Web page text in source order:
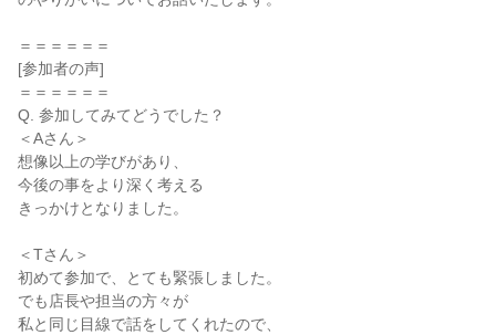
＝＝＝＝＝＝
[参加者の声]
＝＝＝＝＝＝
Q. 参加してみてどうでした？
＜Aさん＞
想像以上の学びがあり、
今後の事をより深く考える
きっかけとなりました。
＜Tさん＞
初めて参加で、とても緊張しました。
でも店長や担当の方々が
私と同じ目線で話をしてくれたので、